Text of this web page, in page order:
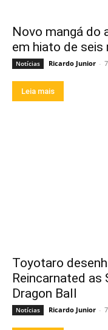
Novo mangá do
em hiato de seis
Notícias Ricardo Junior -
Leia mais
Toyotaro
Reincarnated as
Dragon Ball
Notícias Ricardo Junior -